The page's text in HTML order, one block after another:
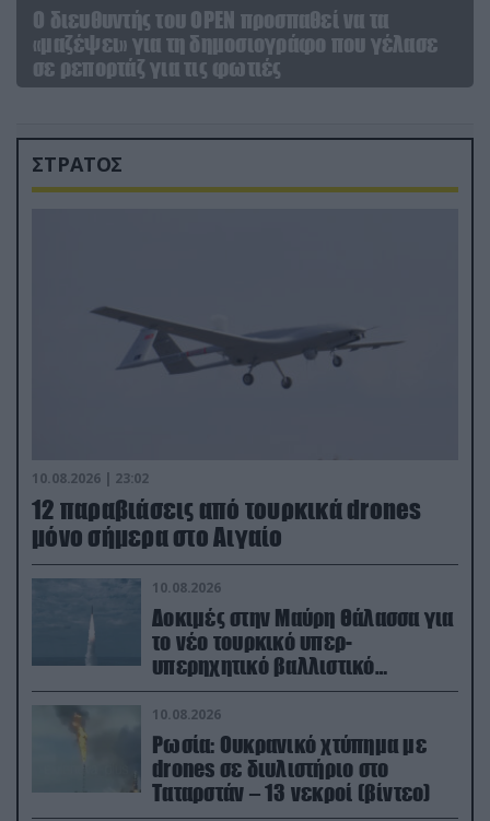
O διευθυντής του OPEN προσπαθεί να τα
«μαζέψει» για τη δημοσιογράφο που γέλασε
σε ρεπορτάζ για τις φωτιές
ΣΤΡΑΤΟΣ
10.08.2026 | 23:02
12 παραβιάσεις από τουρκικά drones
μόνο σήμερα στο Αιγαίο
10.08.2026
Δοκιμές στην Μαύρη Θάλασσα για
το νέο τουρκικό υπερ-
υπερηχητικό βαλλιστικό
πύραυλο TAYFUN Block-3
10.08.2026
Ρωσία: Ουκρανικό χτύπημα με
drones σε διυλιστήριο στο
Ταταρστάν – 13 νεκροί (βίντεο)